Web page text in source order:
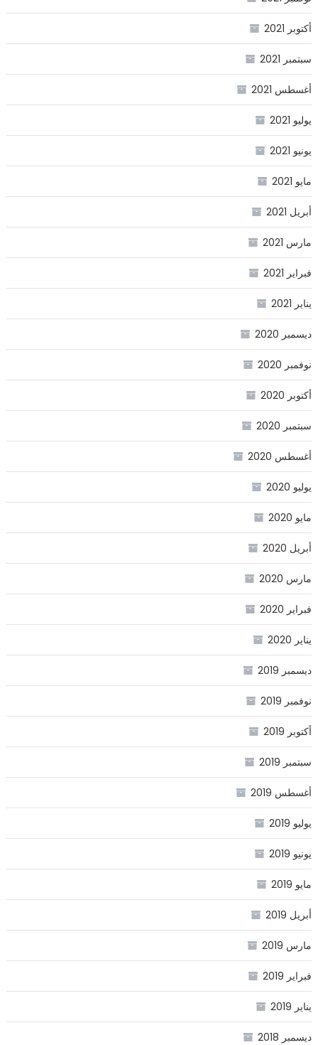
أكتوبر 2021
سبتمبر 2021
أغسطس 2021
يوليو 2021
يونيو 2021
مايو 2021
أبريل 2021
مارس 2021
فبراير 2021
يناير 2021
ديسمبر 2020
نوفمبر 2020
أكتوبر 2020
سبتمبر 2020
أغسطس 2020
يوليو 2020
مايو 2020
أبريل 2020
مارس 2020
فبراير 2020
يناير 2020
ديسمبر 2019
نوفمبر 2019
أكتوبر 2019
سبتمبر 2019
أغسطس 2019
يوليو 2019
يونيو 2019
مايو 2019
أبريل 2019
مارس 2019
فبراير 2019
يناير 2019
ديسمبر 2018